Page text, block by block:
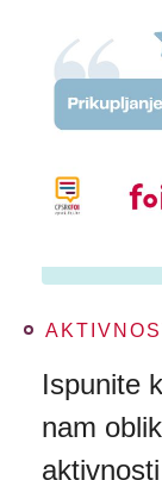
Ispunite
nam
aktivnosti